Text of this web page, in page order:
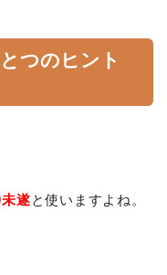
つのヒント
遂と使いますよね。